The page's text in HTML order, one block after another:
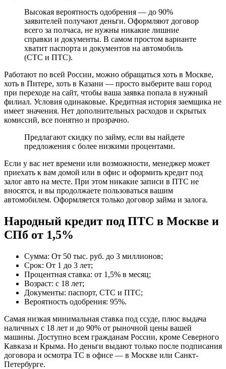
Высокая вероятность одобрения — до 90%
заявителей получают деньги. Оформляют договор
всего за полчаса, не нужны никакие лишние
справки и документы. В самом простом варианте
хватит паспорта и документов на автомобиль
(СТС и ПТС).
Работают по всей России, можно обращаться хоть в Москве,
хоть в Питере, хоть в Казани — просто выберите ваш город
при переходе на сайт, чтобы ваша заявка попала в нужный
филиал. Условия одинаковые. Кредитная история заемщика не
имеет значения. Нет дополнительных расходов и скрытых
комиссий, все понятно и прозрачно.
Предлагают скидку по займу, если вы найдете
предложения с более низкими процентами.
Если у вас нет времени или возможности, менеджер может
приехать к вам домой или в офис и оформить кредит под
залог авто на месте. При этом никакие записи в ПТС не
вносятся, и вы продолжаете пользоваться вашим
автомобилем. Оформляется только договор займа и залога.
Народный кредит под ПТС в Москве и
СПб от 1,5%
Сумма: От 50 тыс. руб. до 3 миллионов;
Срок: От 1 до 3 лет;
Процентная ставка: от 1,5% в месяц;
Возраст: с 18 лет;
Документы: паспорт, СТС и ПТС;
Вероятность одобрения: 95%.
Самая низкая минимальная ставка под ссуде, плюс выдача
наличных с 18 лет и до 90% от рыночной цены вашей
машины. Доступно всем гражданам России, кроме Северного
Кавказа и Крыма. Но деньги выдают только после подписания
договора и осмотра ТС в офисе — в Москве или Санкт-
Петербурге.